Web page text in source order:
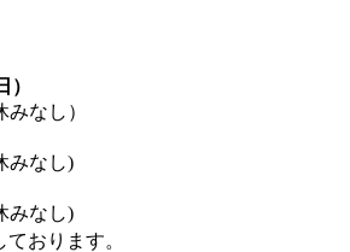
なし）
みなし)
みなし)
おります。